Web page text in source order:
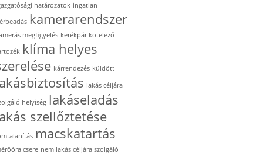
határozatok ingatlan
kamerarendszer
megfigyelés kerékpár kötelező
klíma helyes
kárrendezés küldött
lakás céljára
helyiség lakáseladás
szellőztetése
macskatartás
csere nem lakás céljára szolgáló